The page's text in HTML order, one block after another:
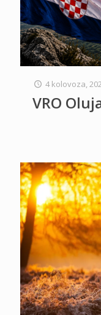
4 kolovoza,
VRO